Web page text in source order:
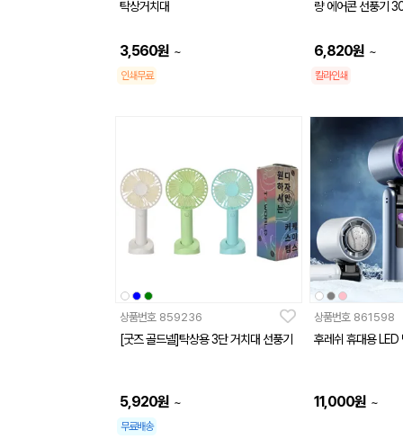
탁상거치대
3,560원 ~
인쇄무료
량 에어콘 선풍기
6,820원 ~
칼라인쇄
상품번호 859236
[굿즈 골드넬]탁상용 3단 거치대 선풍기
5,920원 ~
무료배송
상품번호 861598
후레쉬 휴대용 LED
11,000원 ~